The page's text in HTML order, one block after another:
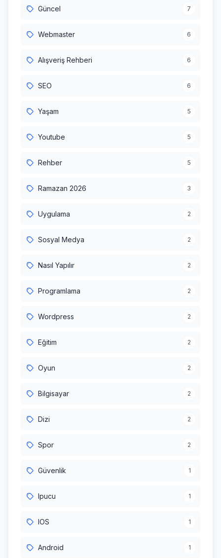
Güncel 7
Webmaster 6
Alışveriş Rehberi 6
SEO 6
Yaşam 5
Youtube 5
Rehber 5
Ramazan 2026 3
Uygulama 2
Sosyal Medya 2
Nasıl Yapılır 2
Programlama 2
Wordpress 2
Eğitim 2
Oyun 2
Bilgisayar 2
Dizi 2
Spor 2
Güvenlik 1
Ipucu 1
IOS 1
Android 1